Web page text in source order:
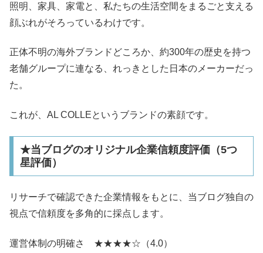
照明、家具、家電と、私たちの生活空間をまるごと支える
顔ぶれがそろっているわけです。
正体不明の海外ブランドどころか、約300年の歴史を持つ
老舗グループに連なる、れっきとした日本のメーカーだっ
た。
これが、AL COLLEというブランドの素顔です。
★当ブログのオリジナル企業信頼度評価（5つ
星評価）
リサーチで確認できた企業情報をもとに、当ブログ独自の
視点で信頼度を多角的に採点します。
運営体制の明確さ ★★★★☆（4.0）